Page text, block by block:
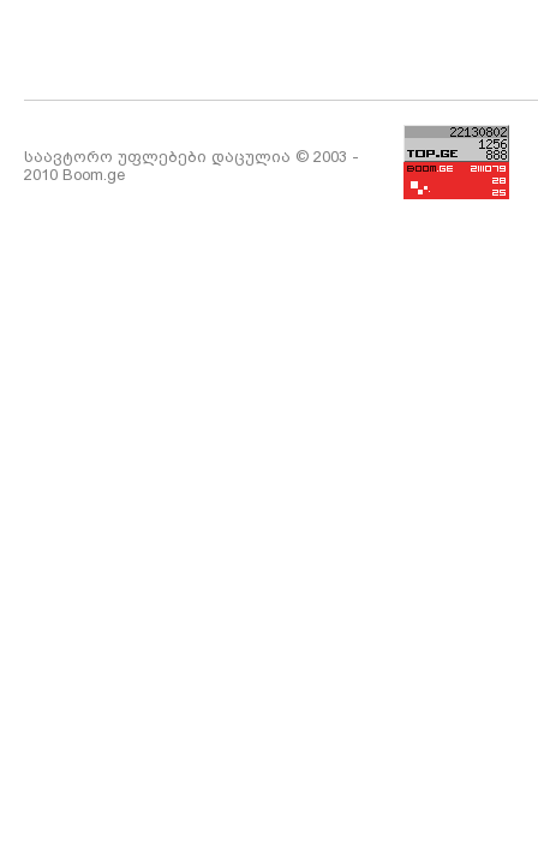
საავტორო უფლებები დაცულია © 2003 -
2010 Boom.ge